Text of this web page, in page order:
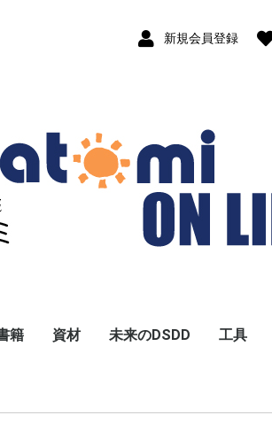
新規会員登録
籍 資材 未来のDSDD 工具